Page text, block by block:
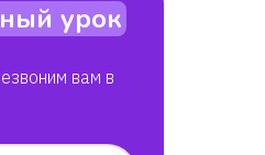
урок
вам в